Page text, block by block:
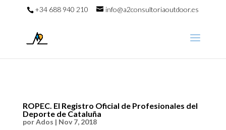
+34 688 940 210 info@a2consultoriaoutdoor.es
ROPEC. El Registro Oficial de Profesionales del
Deporte de Cataluña
porAdos | Nov 7, 2018